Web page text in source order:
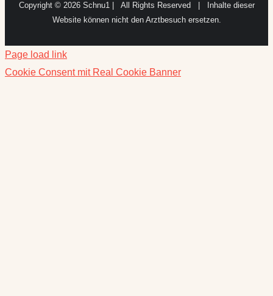
Copyright © 2026 Schnu1 | All Rights Reserved | Inhalte dieser
Website können nicht den Arztbesuch ersetzen.
Page load link
Cookie Consent mit Real Cookie Banner